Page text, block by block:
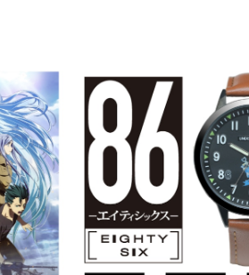
ーエイティシックスー ミリタリータイプ腕
モデル 〜（価格13,600円＋税）
¥14,960
SOLD OUT